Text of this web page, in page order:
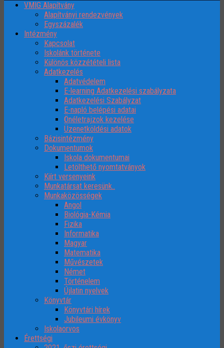
VMIG Alapítvány
Alapítványi rendezvények
Egyszázalék
Intézmény
Kapcsolat
Iskolánk története
Különös közzétételi lista
Adatkezelés
Adatvédelem
E-learning Adatkezelési szabályzata
Adatkezelési Szabályzat
E-napló belépési adatai
Önéletrajzok kezelése
Üzenetköldési adatok
Bázisintézmény
Dokumentumok
Iskola dokumentumai
Letölthető nyomtatványok
Kiírt versenyeink
Munkatársat keresünk..
Munkaközösségek
Angol
Biológia-Kémia
Fizika
Informatika
Magyar
Matematika
Művészetek
Német
Történelem
Újlatin nyelvek
Könyvtár
Könyvtári hírek
Jubileumi évkönyv
Iskolaorvos
Érettségi